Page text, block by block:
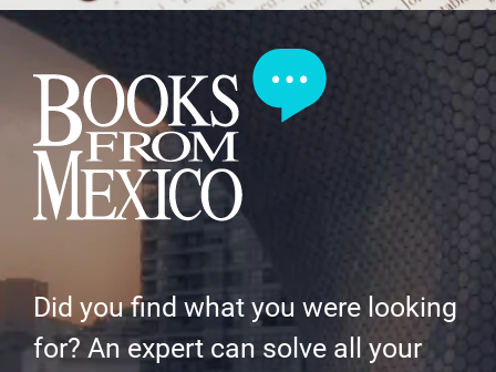
Did you find what you were looking
for? An expert can solve all your